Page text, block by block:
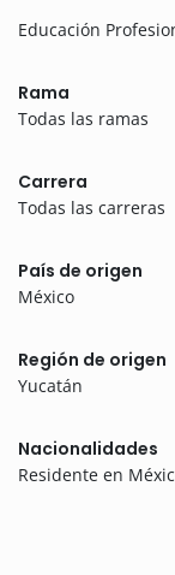
Educación
Rama
Todas las ramas
Carrera
Todas las carreras
País de origen
México
Región de origen
Yucatán
Nacionalidades
Residente en